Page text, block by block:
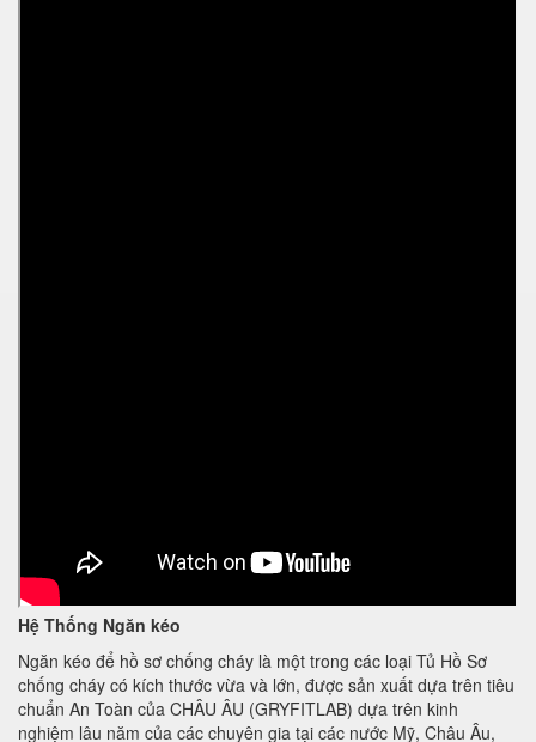
Hệ Thống Ngăn kéo
Ngăn kéo để hồ sơ chống cháy là một trong các loại Tủ Hồ Sơ
chống cháy có kích thước vừa và lớn, được sản xuất dựa trên tiêu
chuẩn An Toàn của CHÂU ÂU (GRYFITLAB) dựa trên kinh
nghiệm lâu năm của các chuyên gia tại các nước Mỹ, Châu Âu,